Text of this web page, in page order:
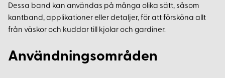
Dessa band kan användas på många olika sätt, såsom
kantband, applikationer eller detaljer, för att försköna allt
från väskor och kuddar till kjolar och gardiner.
Användningsområden